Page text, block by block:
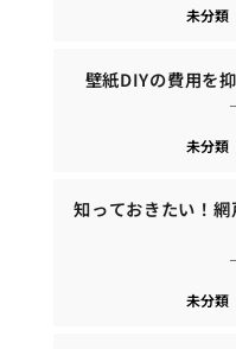
未分類
壁紙DIYの費用を
未分類
知っておきたい！
未分類